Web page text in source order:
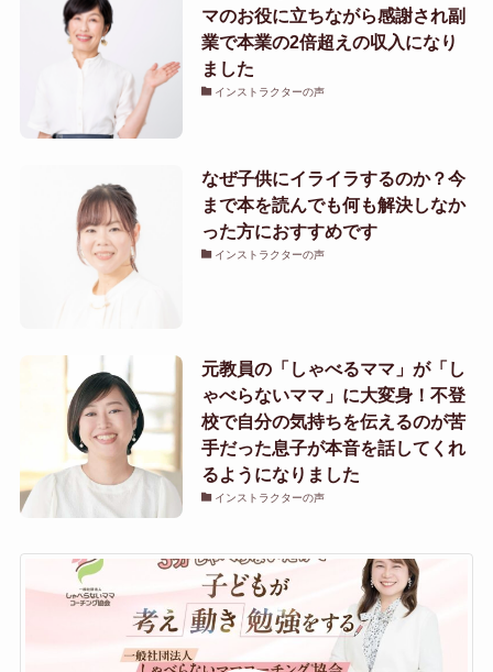
マのお役に立ちながら感謝され副
業で本業の2倍超えの収入になり
ました
インストラクターの声
なぜ子供にイライラするのか？今
まで本を読んでも何も解決しなか
った方におすすめです
インストラクターの声
元教員の「しゃべるママ」が「し
ゃべらないママ」に大変身！不登
校で自分の気持ちを伝えるのが苦
手だった息子が本音を話してくれ
るようになりました
インストラクターの声